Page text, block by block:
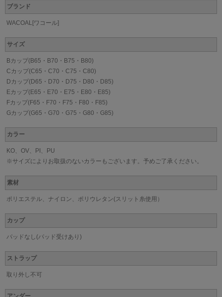
ブランド
WACOAL[ワコール]
サイズ
Bカップ(B65・B70・B75・B80)
Cカップ(C65・C70・C75・C80)
Dカップ(D65・D70・D75・D80・D85)
Eカップ(E65・E70・E75・E80・E85)
Fカップ(F65・F70・F75・F80・F85)
Gカップ(G65・G70・G75・G80・G85)
カラー
KO、OV、PI、PU
※サイズによりお取扱のないカラーもございます。予めご了承ください。
素材
ポリエステル、ナイロン、ポリウレタン(スリット糸使用）
カップ
パッドなし(パッド受けあり)
ストラップ
取り外し不可